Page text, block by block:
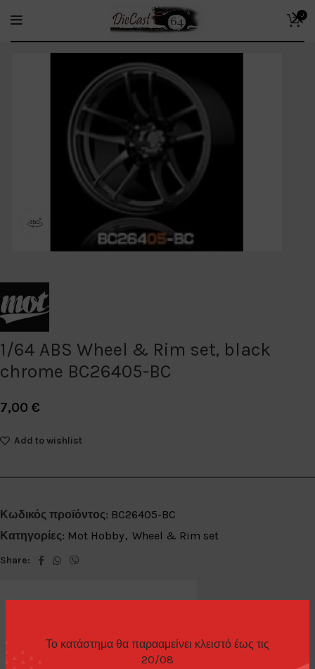
Το κατάστημα θα παρααμείνει κλειστό έως τις
20/08
0
360 product view
1/64 ABS Wheel & Rim set, black
chrome BC26405-BC
7,00 €
Add to wishlist
Κωδικός προϊόντος: BC26405-BC
Κατηγορίες: Mot Hobby, Wheel & Rim set
Share:
ΕΠΙΠΛΈΟΝ ΠΛΗΡΟΦΟΡΊΕΣ